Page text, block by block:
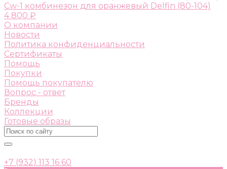
Cw-1 комбинезон для оранжевый Delfin (80-104)
4 800 ₽
О компании
Новости
Политика конфиденциальности
Сертификаты
Помощь
Покупки
Помощь покупателю
Вопрос - ответ
Бренды
Коллекции
Готовые образы
+7 (932) 113 16 60